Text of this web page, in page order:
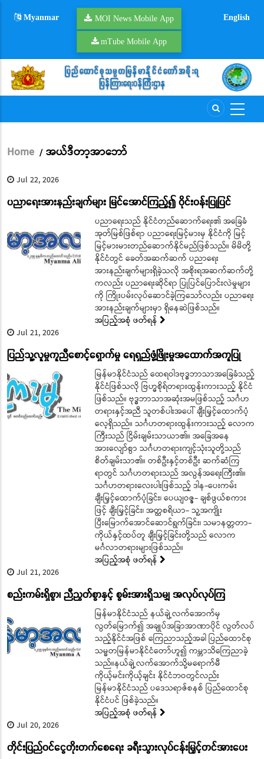
Myanmar MOI News Mobile App
mTube Mobile App
English
Breadcrumb
Home / အယ်ဒီတာ့အာဘော်
Jul 22, 2026
ပညာရေးအားနည်းချက်များ မြင်အောင်ကြည့်၍ ဝိုင်းဝန်းပြုပြင်
ပညာရေးသည် နိုင်ငံတည်ဆောက်ရေး၏ အခြေခံ
အုတ်မြစ်ဖြစ်ရာ ပညာရေးမြင့်မားမှ နိုင်ငံကို မြင့်
မြင့်မားမားတည်ဆောက်နိုင်မည်ဖြစ်သည်။ မိမိတို့
နိုင်ငံတွင် ခေတ်အဆက်ဆက် ပညာရေး
အားနည်းချက်များရှိခဲ့သလို အစိုးရအဆက်ဆက်တို့
ကလည်း ပညာရေးဆိုင်ရာ ပြုပြင်ပြောင်းလဲမှုများ
ကို ကြိုးပမ်းလုပ်ဆောင်ခဲ့ကြသော်လည်း ပညာရေး
အားနည်းချက်များမှာ ရှိနေဆဲဖြစ်သည်။
အပြည့်အစုံ ဖတ်ရန်
Jul 21, 2026
ပြည်သူ့လူမှုကူညီစောင့်ရှောက်မှု ရေရှည်ဖွံ့ဖြိုးမှုအထောက်အကူပြု
​​​​​​​မြန်မာနိုင်ငံသည် ထေရဝါဒဗုဒ္ဓဘာသာအခြေခံသည့်
နိုင်ငံဖြစ်သလို ဗြဟ္မစိုရ်တရားထွန်းကားသည့် နိုင်ငံ
ဖြစ်သည်။ ဗုဒ္ဓဘာသာအဆုံးအမဖြစ်သည့် သင်္ဂဟ
တရားနှင့်အညီ သူတစ်ပါးအပေါ် ချီးမြှင့်ထောက်ပံ့
လေ့ရှိသည်။ သင်္ဂဟတရားထွန်းကားသည့် လောက
ကြီးသည် ငြိမ်းချမ်းသာယာ၏။ အခြေအနေ
အားလျော်စွာ သင်္ဂဟတရားကျင့်သုံးသူတို့သည်
စိတ်ချမ်းသာ၏။ တစ်ဦးနှင့်တစ်ဦး ဆက်ဆံကြ
ရာတွင် သင်္ဂဟတရားသည် အလွန်အရေးကြီး၏။
သင်္ဂဟတရားလေးပါးဖြစ်သည့် ဒါန-ပေးကမ်း
ချီးမြှင့်ထောက်ပံ့ခြင်း၊ ပေယျဝဇ္ဇ- ချစ်ဖွယ်စကား
ဖြင့် ချီးမြှင့်ခြင်း၊ အတ္ထစရိယာ- သူ့အကျိုး
ပြီးမြောက်အောင်ဆောင်ရွက်ခြင်း၊ သမာနတ္တတာ-
ကိုယ်နှင့်ထပ်တူ ချီးမြှင့်ခြင်းတို့သည် လောက
မင်္ဂလာတရားများဖြစ်သည်။
အပြည့်အစုံ ဖတ်ရန်
Jul 21, 2026
စည်းကမ်းရှိစွာ၊ ညီညွတ်စွာနှင့် စွမ်းအားရှိသမျှ အလုပ်လုပ်ကြ
​​​​​​​မြန်မာနိုင်ငံသည် နယ်ချဲ့လက်အောက်မှ
လွတ်မြောက်၍ အချုပ်အခြာအာဏာပိုင် လွတ်လပ်
သည့်နိုင်ငံအဖြစ် ကြေညာသည့်အခါ ပြည်ထောင်စု
သမ္မတမြန်မာနိုင်ငံတော်ဟူ၍ ကမ္ဘာသိကြေညာခဲ့
သည်။နယ်ချဲ့လက်အောက်သို့မရောက်မီ
ကိုယ့်မင်းကိုယ့်ချင်း နိုင်ငံဘဝတွင်လည်း
မြန်မာနိုင်ငံသည် ပဒေသရာဇ်စနစ် ပြည်ထောင်စု
နိုင်ငံပင် ဖြစ်ခဲ့သည်။
အပြည့်အစုံ ဖတ်ရန်
Jul 20, 2026
တိုင်းပြည်ဝင်ငွေတိုးတက်စေရေး ခရီးသွားလုပ်ငန်းမြှင့်တင်အားပေး